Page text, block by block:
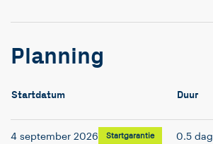
Planning
Startdatum Duur
4 september 2026 Startgarantie 0.5 dag